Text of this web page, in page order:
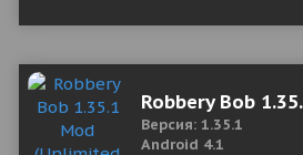
Robbery Bob
Версия: 1.35.1
Android 4.1